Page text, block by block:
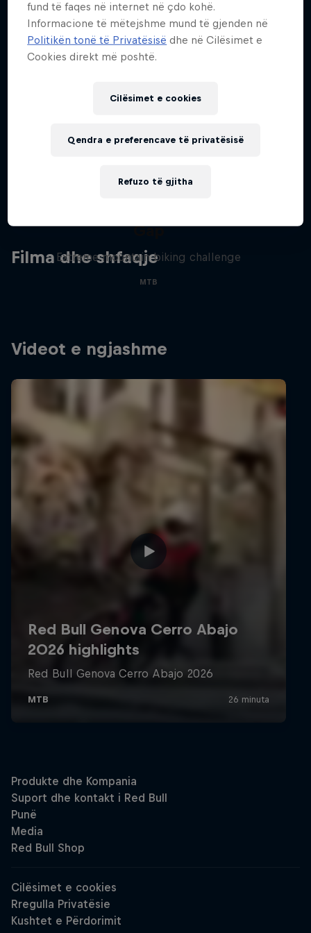
Stay updated
action-packed collection of two-wheel films,
Filma dhe shfaqje
Gap
Extreme mountain biking challenge
MTB
Videot e ngjashme
fund të faqes në internet në çdo kohë.
Informacione të mëtejshme mund të gjenden në
Politikën tonë të Privatësisë dhe në Cilësimet e
Cookies direkt më poshtë.
Cilësimet e cookies
Refuzo të gjitha
Qendra e preferencave të privatësisë